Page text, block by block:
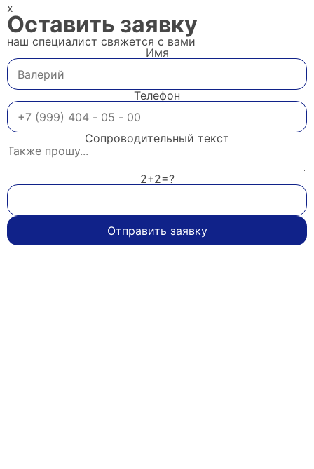
x
Оставить заявку
наш специалист свяжется с вами
Имя
Телефон
Сопроводительный текст
2+2=?
Отправить заявку